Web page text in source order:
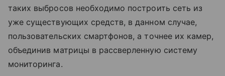
таких выбросов необходимо построить сеть из
уже существующих средств, в данном случае,
пользовательских смартфонов, а точнее их камер,
объединив матрицы в рассверленную систему
мониторинга.